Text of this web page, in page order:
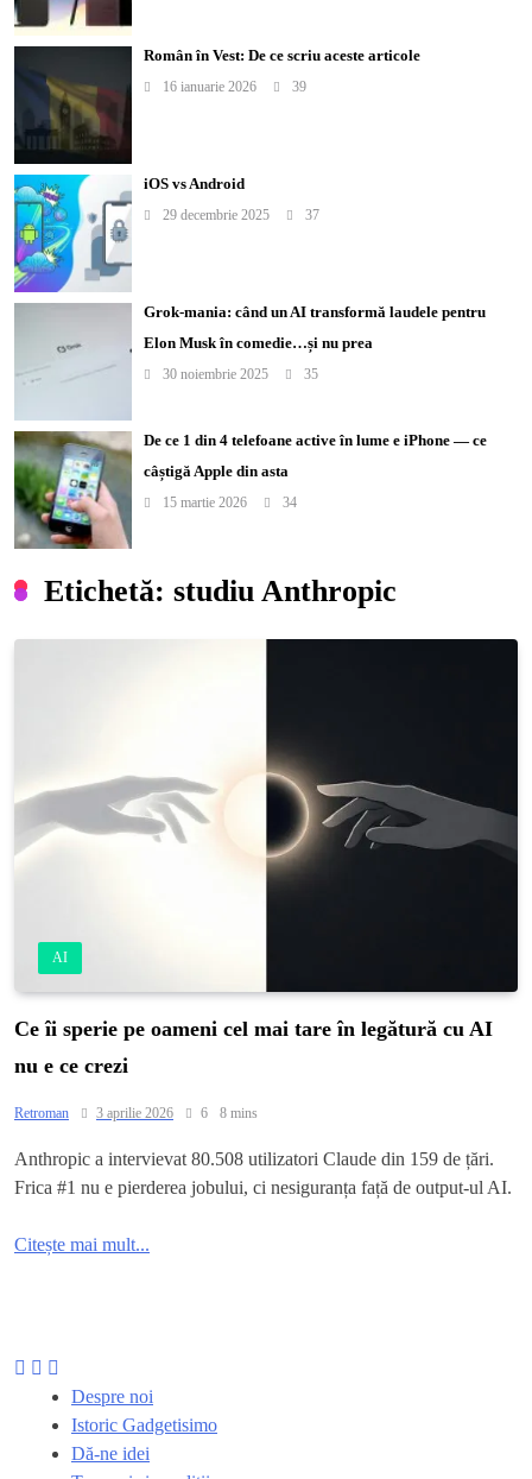
Etichetă: studiu Anthropic
AI
Ce îi sperie pe oameni cel mai tare în legătură cu AI
nu e ce crezi
Retroman 3 aprilie 2026 6 8 mins
Anthropic a intervievat 80.508 utilizatori Claude din 159 de țări.
Frica #1 nu e pierderea jobului, ci nesiguranța față de output-ul AI.
Citește mai mult...
Român în Vest: De ce scriu aceste articole
16 ianuarie 2026 39
iOS vs Android
29 decembrie 2025 37
Grok-mania: când un AI transformă laudele pentru
Elon Musk în comedie…și nu prea
30 noiembrie 2025 35
De ce 1 din 4 telefoane active în lume e iPhone — ce
câștigă Apple din asta
15 martie 2026 34
Despre noi
Istoric Gadgetisimo
Dă-ne idei